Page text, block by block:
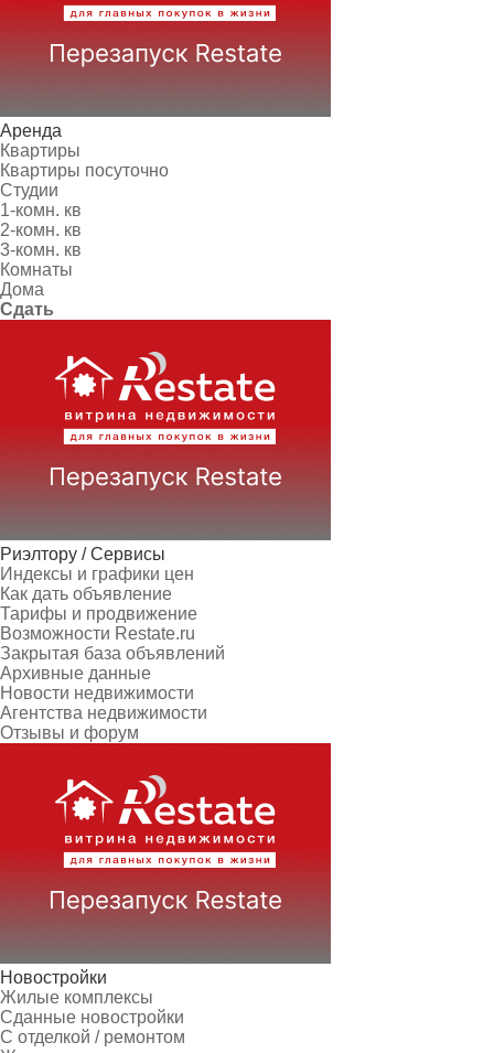
Аренда
Квартиры
Квартиры посуточно
Студии
1-комн. кв
2-комн. кв
3-комн. кв
Комнаты
Дома
Сдать
Риэлтору / Сервисы
Индексы и графики цен
Как дать объявление
Тарифы и продвижение
Возможности Restate.ru
Закрытая база объявлений
Архивные данные
Новости недвижимости
Агентства недвижимости
Отзывы и форум
Новостройки
Жилые комплексы
Сданные новостройки
С отделкой / ремонтом